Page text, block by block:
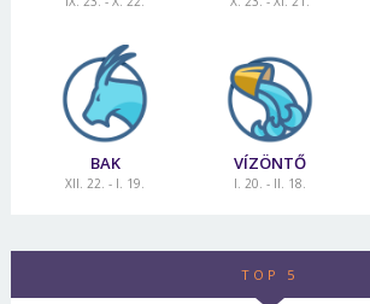
BAK
XII. 22. - I. 19.
VÍZÖNTŐ
I. 20. - II. 18.
TOP 5
Bejelentkezés